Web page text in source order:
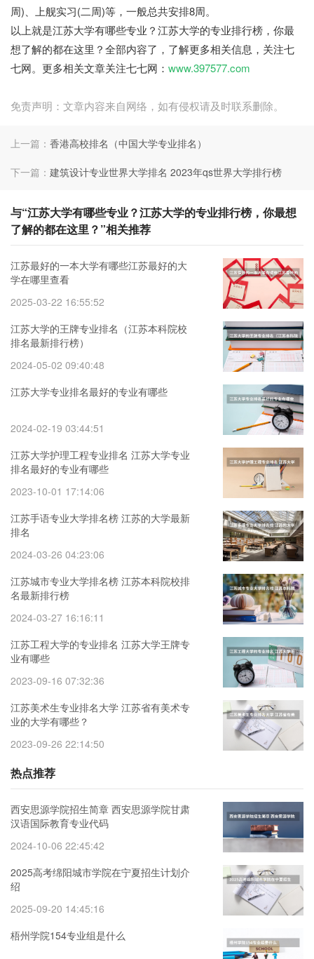
周)、上舰实习(二周)等，一般总共安排8周。
以上就是江苏大学有哪些专业？江苏大学的专业排行榜，你最
想了解的都在这里？全部内容了，了解更多相关信息，关注七
七网。更多相关文章关注七七网： www.397577.com
免责声明：文章内容来自网络，如有侵权请及时联系删除。
上一篇： 香港高校排名（中国大学专业排名）
下一篇： 建筑设计专业世界大学排名 2023年qs世界大学排行榜
与“江苏大学有哪些专业？江苏大学的专业排行榜，你最想
了解的都在这里？”相关推荐
江苏最好的一本大学有哪些江苏最好的大
学在哪里查看
2025-03-22 16:55:52
江苏大学的王牌专业排名（江苏本科院校
排名最新排行榜）
2024-05-02 09:40:48
江苏大学专业排名最好的专业有哪些
2024-02-19 03:44:51
江苏大学护理工程专业排名 江苏大学专业
排名最好的专业有哪些
2023-10-01 17:14:06
江苏手语专业大学排名榜 江苏的大学最新
排名
2024-03-26 04:23:06
江苏城市专业大学排名榜 江苏本科院校排
名最新排行榜
2024-03-27 16:16:11
江苏工程大学的专业排名 江苏大学王牌专
业有哪些
2023-09-16 07:32:36
江苏美术生专业排名大学 江苏省有美术专
业的大学有哪些？
2023-09-26 22:14:50
热点推荐
西安思源学院招生简章 西安思源学院甘肃
汉语国际教育专业代码
2024-10-06 22:45:42
2025高考绵阳城市学院在宁夏招生计划介
绍
2025-09-20 14:45:16
梧州学院154专业组是什么